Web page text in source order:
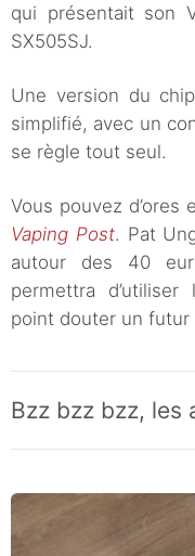
qui présentait son
SX505SJ.
Une version du
simplifié, avec un
se règle tout seul.
Vous pouvez d’ores
Vaping Post. Pat
autour des 40
permettra
point douter un futur
Bzz bzz bzz, les